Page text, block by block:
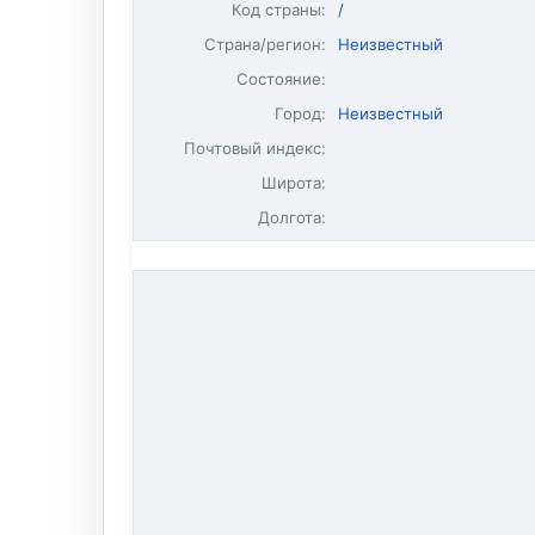
Код страны:
/
Страна/регион:
Неизвестный
Состояние:
Город:
Неизвестный
Почтовый индекс:
Широта:
Долгота: